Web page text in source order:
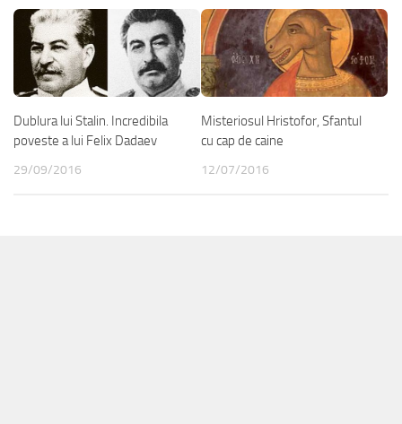
Dublura lui Stalin. Incredibila
poveste a lui Felix Dadaev
29/09/2016
Misteriosul Hristofor, Sfantul
cu cap de caine
12/07/2016